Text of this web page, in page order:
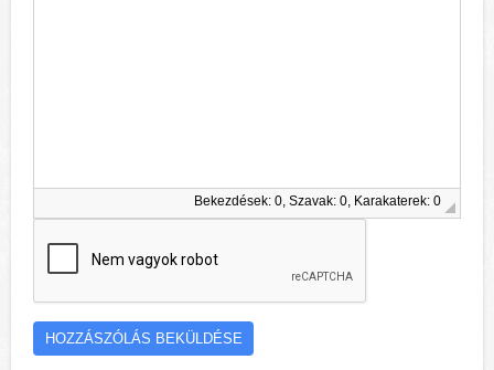
Bekezdések: 0, Szavak: 0, Karakaterek: 0